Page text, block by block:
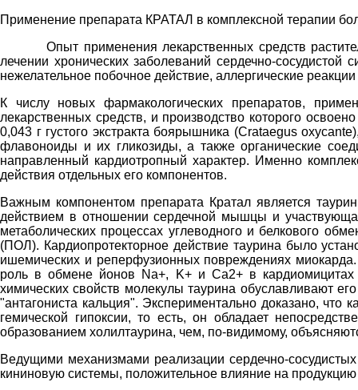
Применение препарата КРАТАЛ в комплексной терапии
Опыт применения лекарственных средств
лечении хронических заболеваний сердечно-
нежелательное побочное действие, аллергические
К числу новых фармакологических препаратов,
лекарственных средств, и производство которого
0,043 г густого экстракта боярышника (Crataеgus
флавоноиды и их гликозиды, а также органические
направленный кардиотропный характер. Именно
действия отдельных его компонентов.
Важным компонентом препарата Кратал является
действием в отношении сердечной мышцы и
метаболических процессах углеводного и белкового
(ПОЛ). Кардиопротекторное действие таурина было
ишемических и реперфузионных повреждениях
роль в обмене йонов Na+, K+ и Са2+ в кардиомицитах
химических свойств молекулы таурина обуславливают
"антагониста кальция". Экспериментально доказано,
гемической гипоксии, то есть, он обладает
образованием холилтаурина, чем, по-видимому,
Ведущими механизмами реализации сердечно-
кининовую системы, положительное влияние на